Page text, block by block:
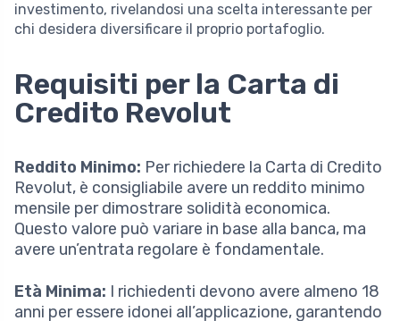
investimento, rivelandosi una scelta interessante per
chi desidera diversificare il proprio portafoglio.
Requisiti per la Carta di
Credito Revolut
Reddito Minimo: Per richiedere la Carta di Credito
Revolut, è consigliabile avere un reddito minimo
mensile per dimostrare solidità economica.
Questo valore può variare in base alla banca, ma
avere un’entrata regolare è fondamentale.
Età Minima: I richiedenti devono avere almeno 18
anni per essere idonei all’applicazione, garantendo